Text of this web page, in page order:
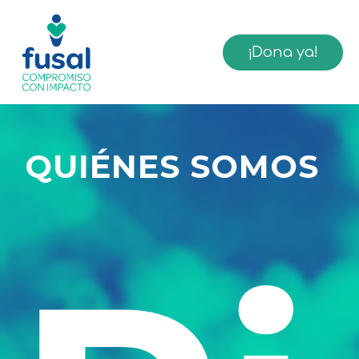
¡Dona ya!
QUIÉNES SOMOS